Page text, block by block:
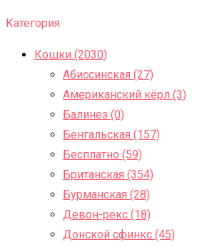
Категория
Кошки (2030)
Абиссинская (27)
Американский кёрл (3)
Балинез (0)
Бенгальская (157)
Бесплатно (59)
Британская (354)
Бурманская (28)
Девон-рекс (18)
Донской сфинкс (45)